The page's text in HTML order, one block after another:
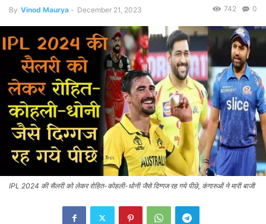
By Vinod Maurya - December 21, 2023 0
742
IPL 2024 की सैलरी को लेकर रोहित-कोहली-धोनी जैसे दिग्गज रह गये पीछे, कंगारुओं ने मारी बाजी